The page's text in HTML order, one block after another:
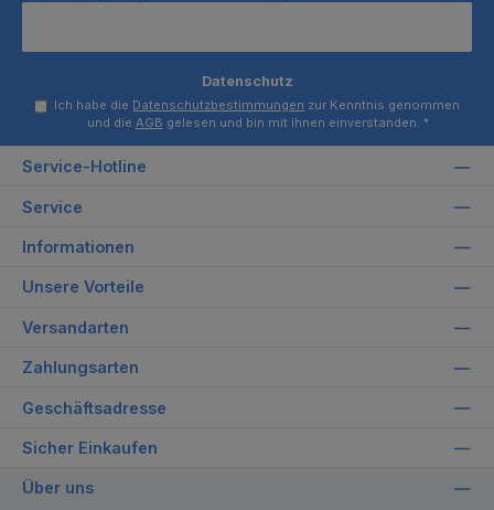
Datenschutz
Ich habe die Datenschutzbestimmungen zur Kenntnis genommen
und die AGB gelesen und bin mit ihnen einverstanden. *
Service-Hotline
Service
Informationen
Unsere Vorteile
Versandarten
Zahlungsarten
Geschäftsadresse
Sicher Einkaufen
Über uns